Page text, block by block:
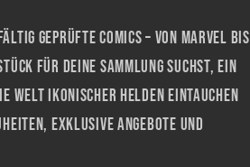
geprüfte Comics – von Marvel bis
für deine Sammlung suchst, ein
Welt ikonischer Helden eintauchen
exklusive Angebote und